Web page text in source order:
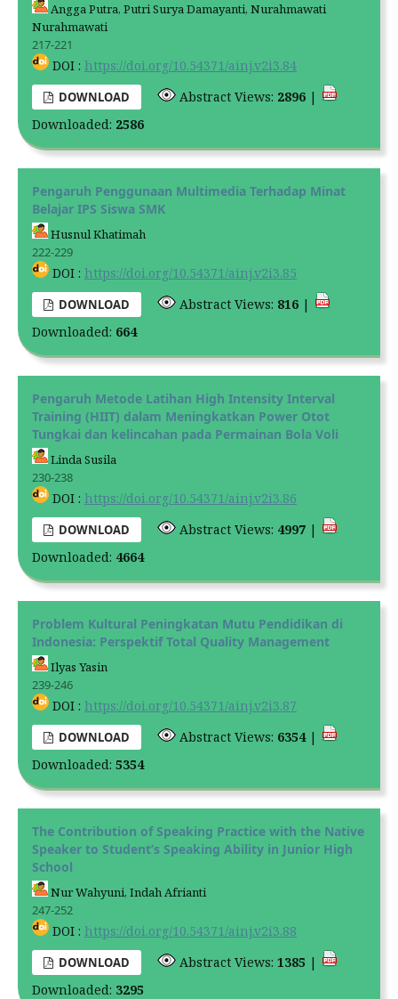
Angga Putra, Putri Surya Damayanti, Nurahmawati
Nurahmawati
217-221
DOI : https://doi.org/10.54371/ainj.v2i3.84
DOWNLOAD Abstract Views: 2896 |
Downloaded: 2586
Pengaruh Penggunaan Multimedia Terhadap Minat
Belajar IPS Siswa SMK
Husnul Khatimah
222-229
DOI : https://doi.org/10.54371/ainj.v2i3.85
DOWNLOAD Abstract Views: 816 |
Downloaded: 664
Pengaruh Metode Latihan High Intensity Interval
Training (HIIT) dalam Meningkatkan Power Otot
Tungkai dan kelincahan pada Permainan Bola Voli
Linda Susila
230-238
DOI : https://doi.org/10.54371/ainj.v2i3.86
DOWNLOAD Abstract Views: 4997 |
Downloaded: 4664
Problem Kultural Peningkatan Mutu Pendidikan di
Indonesia: Perspektif Total Quality Management
Ilyas Yasin
239-246
DOI : https://doi.org/10.54371/ainj.v2i3.87
DOWNLOAD Abstract Views: 6354 |
Downloaded: 5354
The Contribution of Speaking Practice with the Native
Speaker to Student’s Speaking Ability in Junior High
School
Nur Wahyuni, Indah Afrianti
247-252
DOI : https://doi.org/10.54371/ainj.v2i3.88
DOWNLOAD Abstract Views:1385 |
Downloaded: 3295